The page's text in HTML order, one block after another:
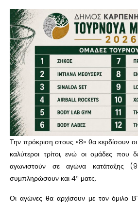
Την πρόκριση στους «8» θα κερδίσουν
καλύτεροι τρίτοι, ενώ οι ομάδες που
αγωνιστούν σε αγώνα κατάταξης
συμπληρώσουν και 4ο ματς.
Οι αγώνες θα αρχίσουν με τον όμιλο